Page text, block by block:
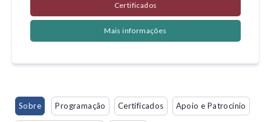
Certificados
Mais informações
Sobre Programação Certificados Apoio e Patrocínio